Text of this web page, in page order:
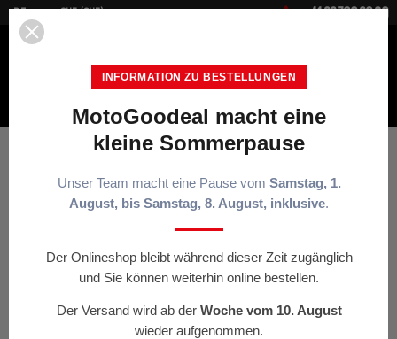
DE CHF (CHF) +41 22 700 20 30
INFORMATION ZU BESTELLUNGEN
MotoGoodeal macht eine
kleine Sommerpause
Unser Team macht eine Pause vom Samstag, 1.
August, bis Samstag, 8. August, inklusive.
Der Onlineshop bleibt während dieser Zeit zugänglich
und Sie können weiterhin online bestellen.
Der Versand wird ab der Woche vom 10. August
wieder aufgenommen.